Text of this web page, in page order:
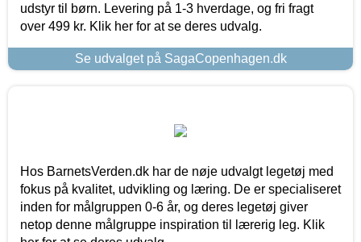
udstyr til børn. Levering på 1-3 hverdage, og fri fragt
over 499 kr. Klik her for at se deres udvalg.
Se udvalget på SagaCopenhagen.dk
Hos BarnetsVerden.dk har de nøje udvalgt legetøj med
fokus på kvalitet, udvikling og læring. De er specialiseret
inden for målgruppen 0-6 år, og deres legetøj giver
netop denne målgruppe inspiration til lærerig leg. Klik